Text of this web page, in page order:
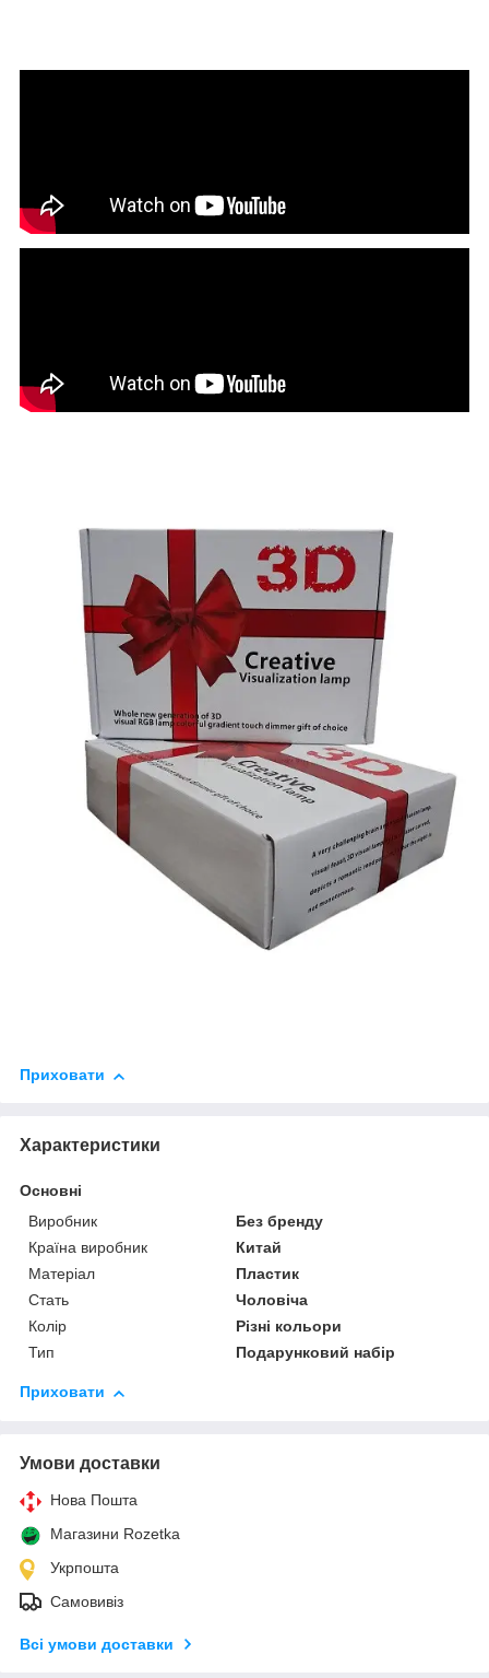
Приховати
Характеристики
Основні
Виробник
Без бренду
Країна виробник
Китай
Матеріал
Пластик
Стать
Чоловіча
Колір
Різні кольори
Тип
Подарунковий набір
Приховати
Умови доставки
Нова Пошта
Магазини Rozetka
Укрпошта
Самовивіз
Всі умови доставки